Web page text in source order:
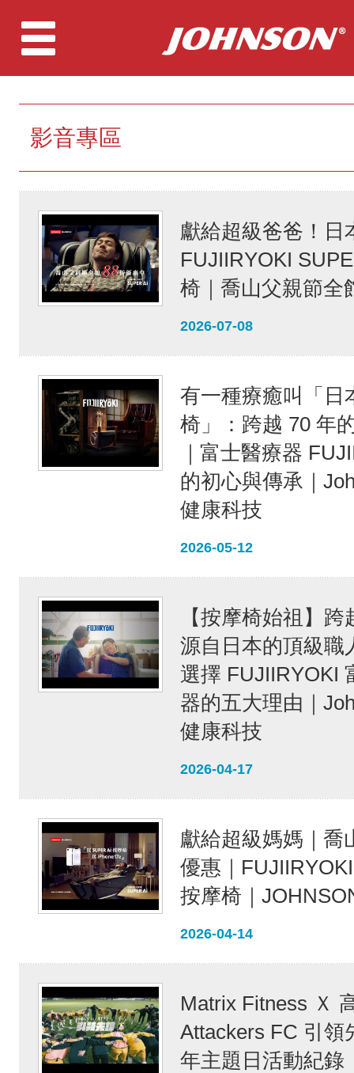
影音專區
獻給超級爸爸！日
FUJIIRYOKI
椅｜喬山父親節全
2026-07-08
有一種療癒叫「日
椅」：跨越 70 年
｜富士醫療器
的初心與傳承｜
健康科技
2026-05-12
【按摩椅始祖】
源自日本的頂級職
選擇 FUJIIRYOKI
器的五大理由｜
健康科技
2026-04-17
獻給超級媽媽｜喬
優惠｜
按摩椅｜
2026-04-14
Matrix Fitness Ｘ
Attackers FC 引領
年主題日活動紀錄